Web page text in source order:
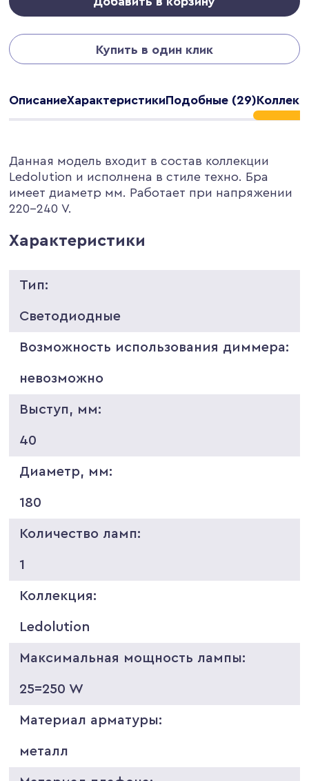
Купить в один клик
ОписаниеХарактеристикиПодобные (29)
Данная модель входит в состав коллекции
Ledolution и исполнена в стиле техно. Бра
имеет диаметр мм. Работает при напряжении
220-240 V.
Характеристики
Тип:
Светодиодные
Возможность использования диммера:
невозможно
Выступ, мм:
40
Диаметр, мм:
180
Количество ламп:
1
Коллекция:
Ledolution
Максимальная мощность лампы:
25=250 W
Материал арматуры:
металл